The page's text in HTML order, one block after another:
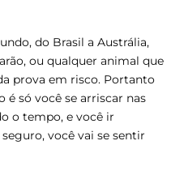
do Brasil a Austrália,
ou qualquer animal que
prova em risco. Portanto
é só você se arriscar nas
o tempo, e você ir
você vai se sentir